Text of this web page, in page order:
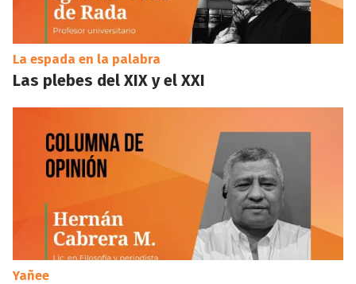
La espada en la palabra
Las plebes del XIX y el XXI
Yañee